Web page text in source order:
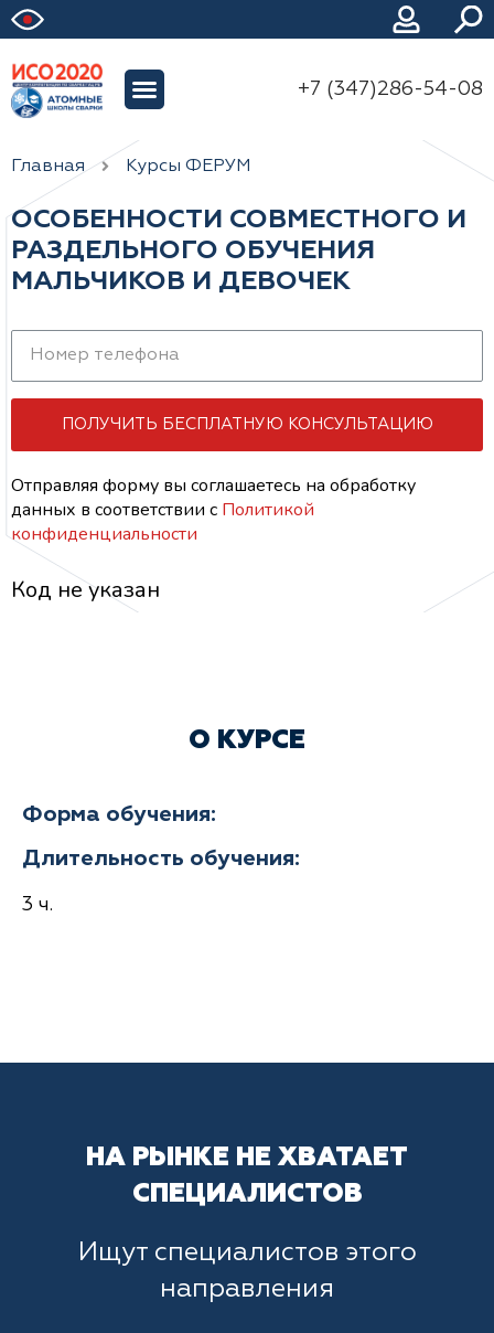
+7 (347)286-54-08
Главная Курсы ФЕРУМ
ОСОБЕННОСТИ СОВМЕСТНОГО И
РАЗДЕЛЬНОГО ОБУЧЕНИЯ
МАЛЬЧИКОВ И ДЕВОЧЕК
ПОЛУЧИТЬ БЕСПЛАТНУЮ КОНСУЛЬТАЦИЮ
Отправляя форму вы соглашаетесь на обработку
данных в соответствии с Политикой
конфиденциальности
Код не указан
О КУРСЕ
Форма обучения:
Длительность обучения:
3 ч.
НА РЫНКЕ НЕ ХВАТАЕТ
СПЕЦИАЛИСТОВ
Ищут специалистов этого
направления